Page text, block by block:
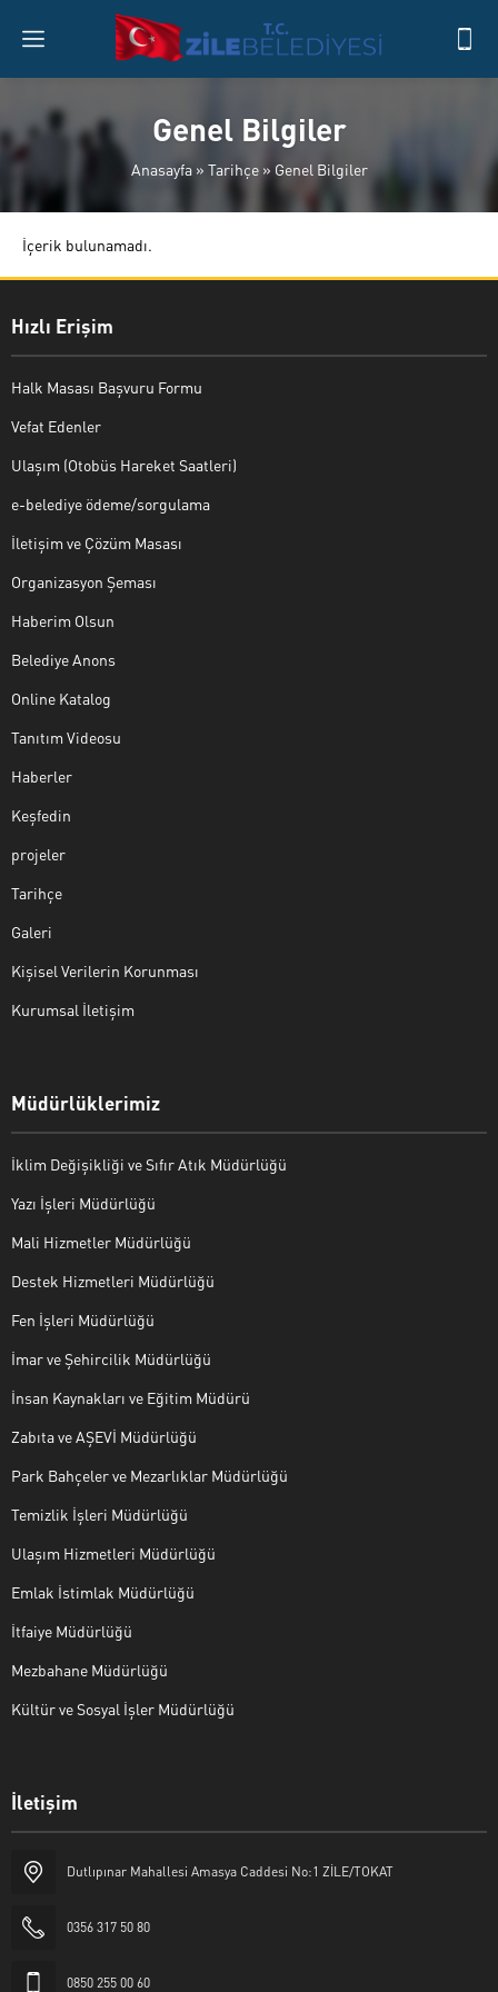
Genel Bilgiler
Anasayfa» Tarihçe» Genel Bilgiler
İçerik bulunamadı.
Hızlı Erişim
Halk Masası Başvuru Formu
Vefat Edenler
Ulaşım (Otobüs Hareket Saatleri)
e-belediye ödeme/sorgulama
İletişim ve Çözüm Masası
Organizasyon Şeması
Haberim Olsun
Belediye Anons
Online Katalog
Tanıtım Videosu
Haberler
Keşfedin
projeler
Tarihçe
Galeri
Kişisel Verilerin Korunması
Kurumsal İletişim
Müdürlüklerimiz
İklim Değişikliği ve Sıfır Atık Müdürlüğü
Yazı İşleri Müdürlüğü
Mali Hizmetler Müdürlüğü
Destek Hizmetleri Müdürlüğü
Fen İşleri Müdürlüğü
İmar ve Şehircilik Müdürlüğü
İnsan Kaynakları ve Eğitim Müdürü
Zabıta ve AŞEVİ Müdürlüğü
Park Bahçeler ve Mezarlıklar Müdürlüğü
Temizlik İşleri Müdürlüğü
Ulaşım Hizmetleri Müdürlüğü
Emlak İstimlak Müdürlüğü
İtfaiye Müdürlüğü
Mezbahane Müdürlüğü
Kültür ve Sosyal İşler Müdürlüğü
İletişim
Dutlıpınar Mahallesi Amasya Caddesi No:1 ZİLE/TOKAT
0356 317 50 80
0850 255 00 60